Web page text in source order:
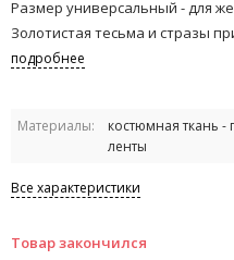
Размер универсальный - для
Золотистая тесьма и стразы
подробнее
Материалы:
костюмная ткань -
ленты
Все характеристики
Товар закончился